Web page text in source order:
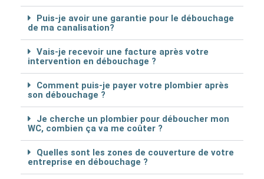
Puis-je avoir une garantie pour le débouchage
de ma canalisation?
Vais-je recevoir une facture après votre
intervention en débouchage ?
Comment puis-je payer votre plombier après
son débouchage ?
Je cherche un plombier pour déboucher mon
WC, combien ça va me coûter ?
Quelles sont les zones de couverture de votre
entreprise en débouchage ?